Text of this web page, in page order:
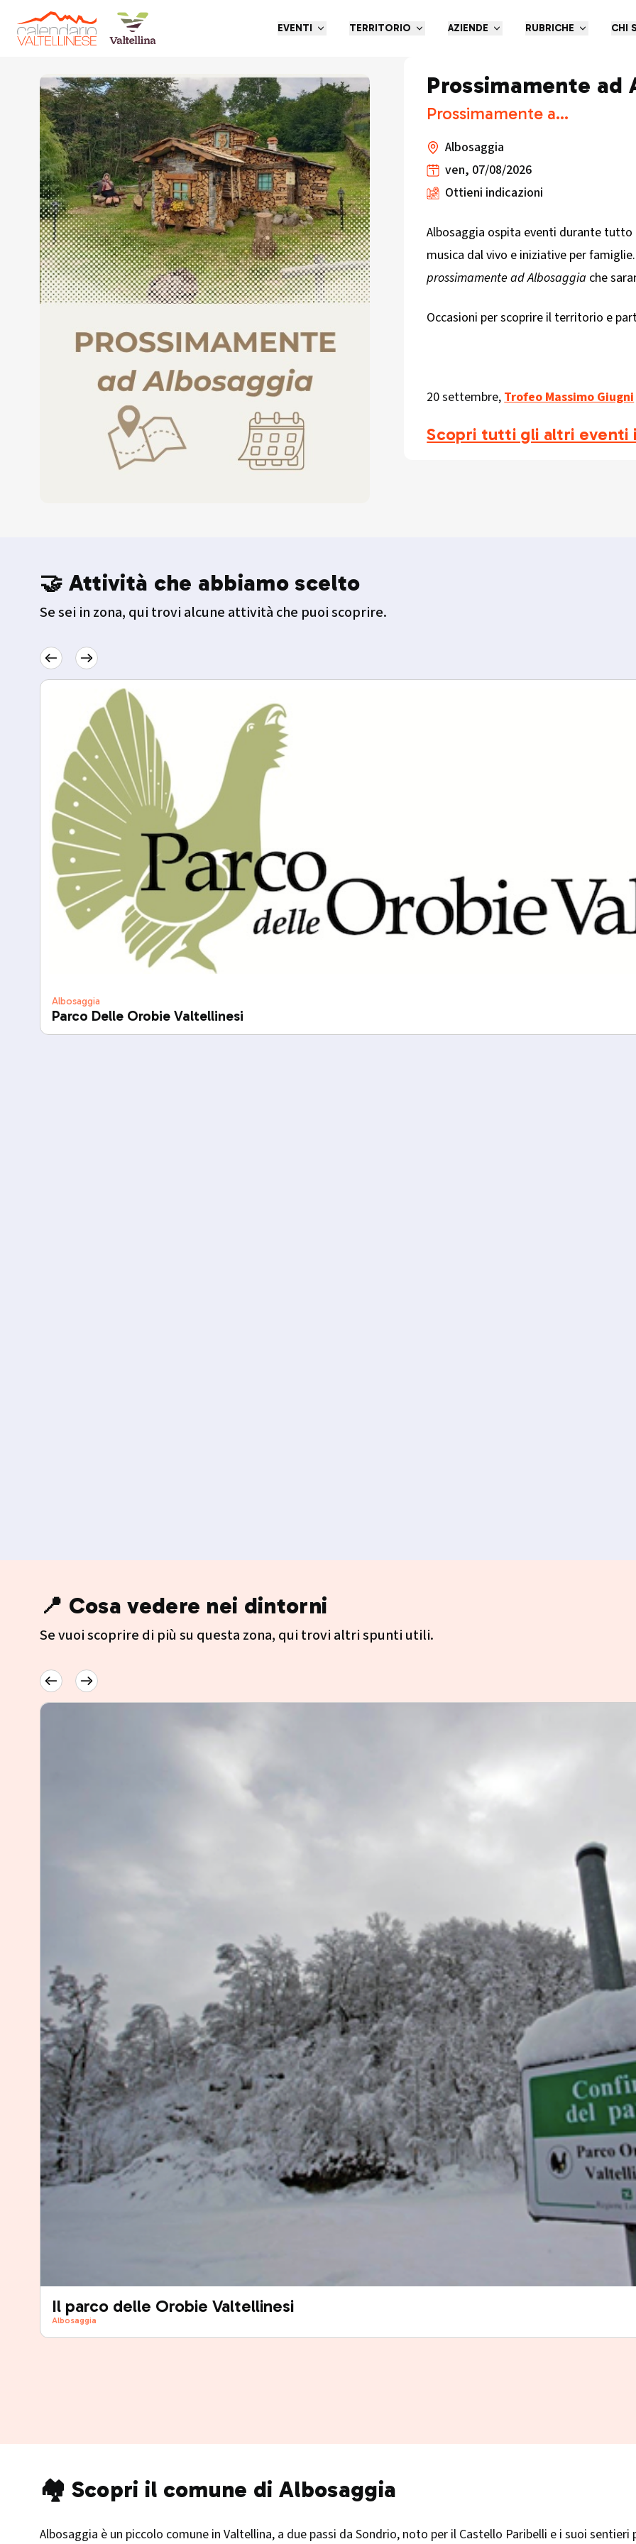
EVENTI TERRITORIO AZIENDE RUBRICHE CHI
Torna indietro
Prossimamente ad
Prossimamente a...
Albosaggia
ven, 07/08/2026
Ottieni indicazioni
Albosaggia ospita eventi durante tutto
musica dal vivo e iniziative per
prossimamente ad Albosaggia che
Occasioni per scoprire il territorio e
20 settembre,Trofeo Massimo Giugni
Scopri tutti gli altri eventi
🤝 Attività che abbiamo scelto
Se sei in zona, qui trovi alcune attività che puoi scoprire.
Albosaggia
Parco Delle Orobie Valtellinesi
📍 Cosa vedere nei dintorni
Se vuoi scoprire di più su questa zona, qui trovi altri spunti utili.
Il parco delle Orobie Valtellinesi
Albosaggia
🏘️ Scopri il comune di Albosaggia
Albosaggia è un piccolo comune in Valtellina, a due passi da Sondrio, noto per il Castello Paribelli e i suoi